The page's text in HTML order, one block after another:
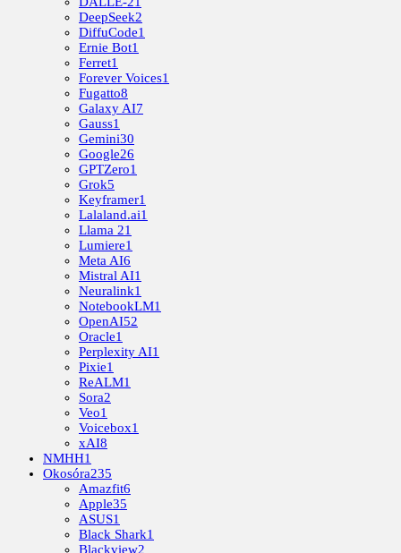
DeepSeek2
DiffuCode1
Ernie Bot1
Ferret1
Forever Voices1
Fugatto8
Galaxy AI7
Gauss1
Gemini30
Google26
GPTZero1
Grok5
Keyframer1
Lalaland.ai1
Llama 21
Lumiere1
Meta AI6
Mistral AI1
Neuralink1
NotebookLM1
OpenAI52
Oracle1
Perplexity AI1
Pixie1
ReALM1
Sora2
Veo1
Voicebox1
xAI8
NMHH1
Okosóra235
Amazfit6
Apple35
ASUS1
Black Shark1
Blackview2